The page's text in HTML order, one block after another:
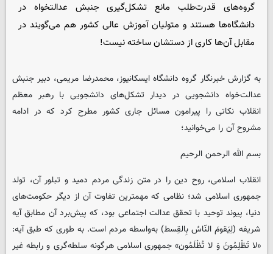
گروه‌های قدرت‌طلب مانع تشکل‌گیری جنبش عدالتخواه در
دانشگاه‌ها هستند و متولیان آموزش عالی کشور هم می‌گویند در
مقابل آن‌ها کاری از دستشان ساخته نیست!
به گزارش خبرنگار گروه دانشگاهایسکانیوز، محمدرضا مریمی، دبیر جنبش
عدالت‌خواه دانشجویی در دیدار تشکل‌های دانشجویی با رهبر معظم
انقلاب نکاتی را پیرامون مسائل جاری کشور مطرح کرد که در ادامه
مشروح آن را می‌خوانید؛
بسم الله الرحمن الرحیم
انقلاب اسلامی، روح دین را در متن زندگی مردم دمید و تبلور آن، تولد
جمهوری اسلامی شد؛ نظامی که مهمترین تفاوت آن از دیگر حکومت‌های
دنیا، پیوند توحید با تحقق عدالت اجتماعی بود، که پیش‌برد آن مطابق آیه
شریفه (لِیَقومَ النّاسُ بِالقِسط) به‌واسطه مردم است. به طوری که طبق آیه:
«لا تَظْلِمُونَ وَ لا تُظْلَمُون‏» جمهوری اسلامی هرگونه سلطه‌گری و رابطه غیر